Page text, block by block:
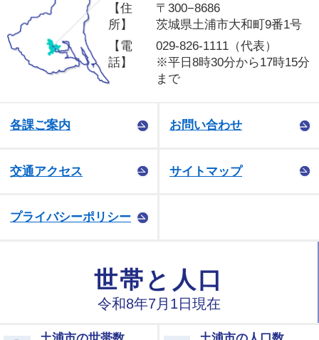
【住
所】
〒300−8686
茨城県土浦市大和町9番1号
【電
話】
029-826-1111（代表）
※平日8時30分から17時15分
まで
各課ご案内 お問い合わせ
交通アクセス サイトマップ
プライバシーポリシー